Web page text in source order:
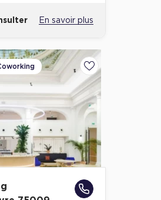
En savoir plus
Ajouter aux favoris